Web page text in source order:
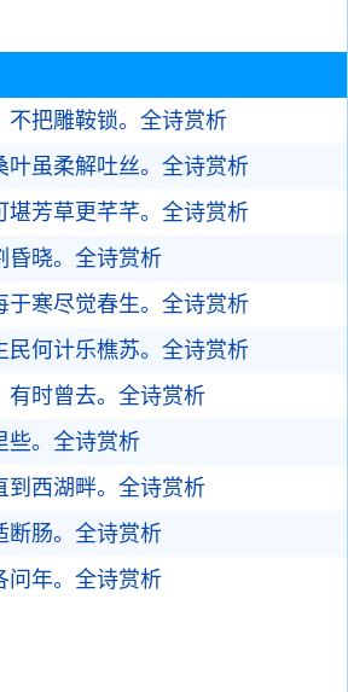
把雕鞍锁。 全诗赏析
虽柔解吐丝。 全诗赏析
芳草更芊芊。 全诗赏析
晓。 全诗赏析
寒尽觉春生。 全诗赏析
何计乐樵苏。 全诗赏析
时曾去。 全诗赏析
。 全诗赏析
西湖畔。 全诗赏析
肠。 全诗赏析
年。 全诗赏析